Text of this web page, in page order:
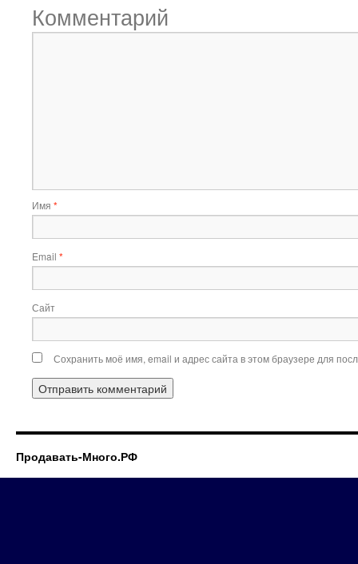
Комментарий
Имя *
Email *
Сайт
Сохранить моё имя, email и адрес сайта в этом браузере для
Продавать-Много.РФ